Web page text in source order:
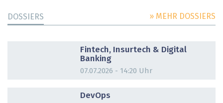
DOSSIERS » MEHR DOSSIERS
Fintech, Insurtech & Digital
Banking
07.07.2026 - 14:20 Uhr
DevOps